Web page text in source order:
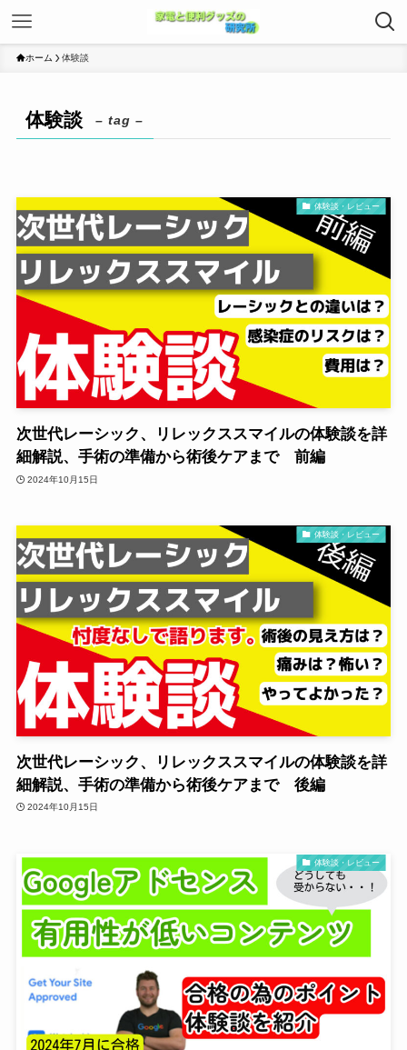
ホーム 体験談
体験談 – tag –
体験談・レビュー
次世代レーシック、リレックススマイルの体験談を詳
細解説、手術の準備から術後ケアまで 前編
2024年10月15日
体験談・レビュー
次世代レーシック、リレックススマイルの体験談を詳
細解説、手術の準備から術後ケアまで 後編
2024年10月15日
体験談・レビュー